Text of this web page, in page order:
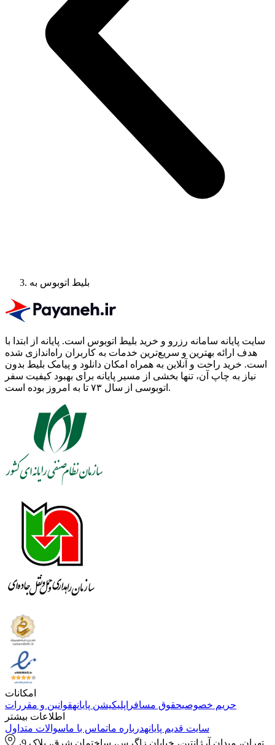
بلیط اتوبوس به
سایت پایانه سامانه رزرو و خرید بلیط اتوبوس است. پایانه از ابتدا با
هدف ارائه بهترین و سریع‌ترین خدمات به کاربران راه‌اندازی شده
است. خرید راحت و آنلاین به همراه امکان دانلود و پیامک بلیط بدون
نیاز به چاپ آن، تنها بخشی از مسیر پایانه برای بهبود کیفیت سفر
اتوبوسی از سال ۷۳ تا به امروز بوده است.
امکانات
حریم خصوصیحقوق مسافر اپلیکیشن پایانهقوانین و مقررات
اطلاعات بیشتر
سایت قدیم پایانهدرباره ماتماس با ماسوالات متداول